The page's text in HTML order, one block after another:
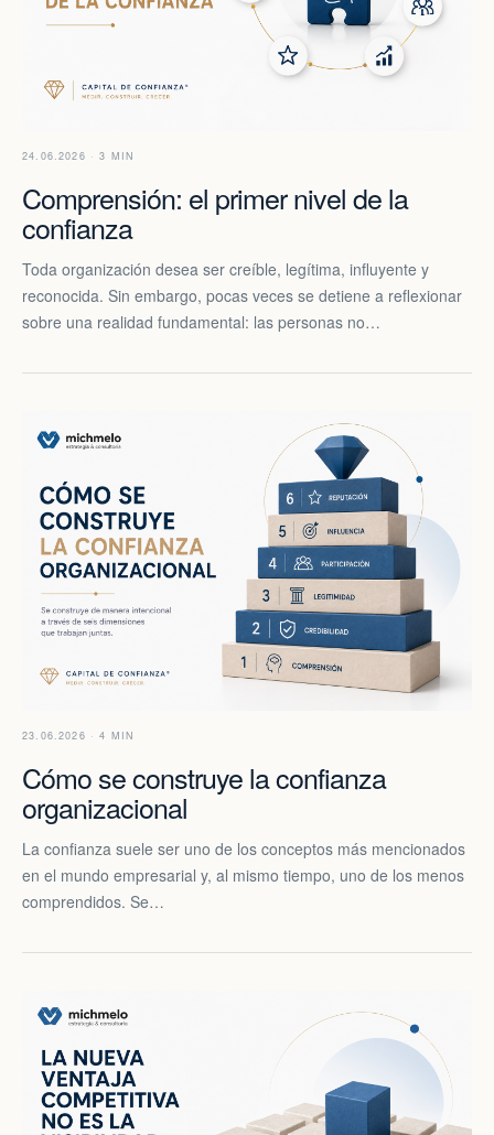
24.06.2026 · 3 MIN
Comprensión: el primer nivel de la
confianza
Toda organización desea ser creíble, legítima, influyente y
reconocida. Sin embargo, pocas veces se detiene a reflexionar
sobre una realidad fundamental: las personas no…
23.06.2026 · 4 MIN
Cómo se construye la confianza
organizacional
La confianza suele ser uno de los conceptos más mencionados
en el mundo empresarial y, al mismo tiempo, uno de los menos
comprendidos. Se…